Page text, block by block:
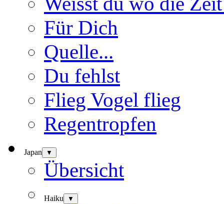
Für Dich
Quelle...
Du fehlst
Flieg Vogel flieg
Regentropfen
Japan ▼
Übersicht
Haiku ▼